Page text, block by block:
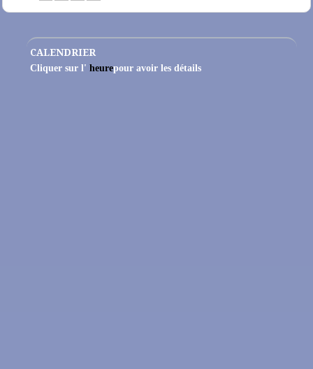
CALENDRIER
Cliquer sur l' heurepour avoir les détails